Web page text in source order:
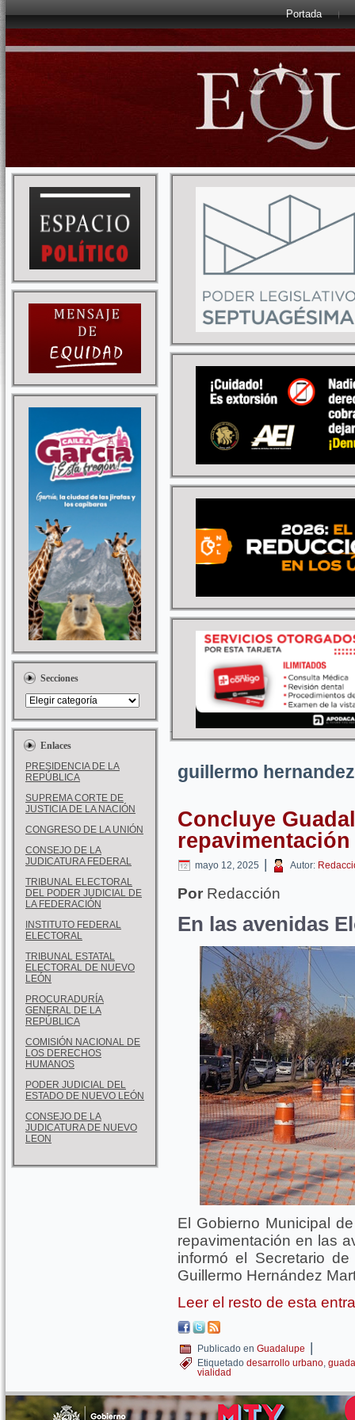
Portada
Secciones
Enlaces
PRESIDENCIA DE LA
REPÚBLICA
SUPREMA CORTE DE
JUSTICIA DE LA NACIÓN
CONGRESO DE LA UNIÓN
CONSEJO DE LA
JUDICATURA FEDERAL
TRIBUNAL ELECTORAL
DEL PODER JUDICIAL DE
LA FEDERACIÓN
INSTITUTO FEDERAL
ELECTORAL
TRIBUNAL ESTATAL
ELECTORAL DE NUEVO
LEÓN
PROCURADURÍA
GENERAL DE LA
REPÚBLICA
COMISIÓN NACIONAL DE
LOS DERECHOS
HUMANOS
PODER JUDICIAL DEL
ESTADO DE NUEVO LEÓN
CONSEJO DE LA
JUDICATURA DE NUEVO
LEON
guillermo
Concluye
repavimentación
mayo 12, 2025 | Autor:
Por Redacción
En las avenidas
El Gobierno Municipal
repavimentación en las
informó el Secretario
Guillermo Hernández
Leer el resto de esta
Publicado en Guadalupe |
Etiquetado desarrollo urbano,
vialidad